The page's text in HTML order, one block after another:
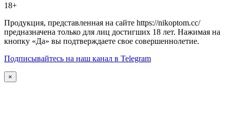
18+
Продукция, представленная на сайте https://nikoptom.cc/
предназначена только для лиц достигших 18 лет. Нажимая на
кнопку «Да» вы подтверждаете свое совершеннолетие.
Подписывайтесь на наш канал в Telegram
×